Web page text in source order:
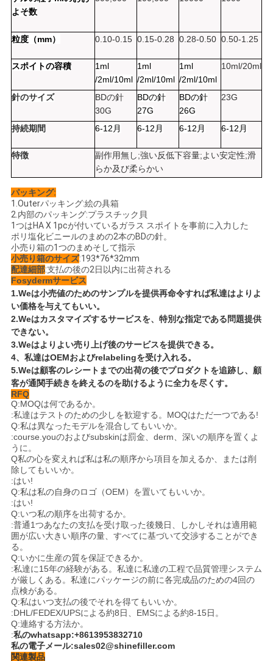
図
PRIVACY
よそ数
粒度（mm） 0.10-0.15 0.15-0.28 0.28-0.50 0.50-1.25
スポイトの容積
1ml
/2ml/10ml
1ml
/2ml/10ml
1ml
/2ml/10ml
10ml/20ml
針のサイズ
BDの針
30G
BDの針
27G
BDの針
26G
23G
持続期間 6-12月 6-12月 6-12月 6-12月
特徴
副作用無し;強い反低下容量;よい安定性;滑
らか及び柔らかい
パッキング:
1.Outerパッキング:絵の具箱
2.内部のパッキング:プラスチック貝
1つはHA X 1pcが付いているガラス スポイトを事前に入力した
ポリ塩化ビニールのまめの2本のBDの針。
小売り箱の1つのまめそして指示
小売り箱のサイズ:193*76*32mm
配達細部:支払の後の2日以内に出荷される
Fosydermサービス
1.Weは小売値のためのサンプルを提供再命令すれば私達はよりよ
い価格を与えてもいい。
2.Weはカスタマイズするサービスを、特別な指定である問題提供
できない。
3.Weはよりよい売り上げ後のサービスを提供できる。
4、私達はOEMおよびrelabelingを受け入れる。
5.Weは顧客のレシートまでの出荷の後でプロダクトを追跡し、顧
客が通関手続きを終えるのを助けるように全力を尽くす。
RFQ
Q:MOQは何であるか。
:私達はテストのための少しを歓迎する。MOQはただ一つである!
Q:私は異なったモデルを混合してもいいか。
:course.youのおよびsubskinは罰金、derm、深いの順序を置くよ
うに。
Q私の心を変えれば私は私の順序から項目を加えるか、または削
除してもいいか。
:はい!
Q:私は私の自身のロゴ（OEM）を置いてもいいか。
:はい!
Q:いつ私の順序を出荷するか。
:普通1つあなたの支払を受け取った後幾日、しかしそれは適用範
囲が広い大きい順序の量、すべてに基づいて交渉することができ
る。
Q:いかに生産の質を保証できるか。
:私達に15年の経験がある。私達に私達の工程で品質管理システム
が厳しくある。私達にパッケージの前に各完成品のための4回の
点検がある。
Q:私はいつ支払の後でそれを得てもいいか。
:DHL/FEDEX/UPSによる約8日、EMSによる約8-15日。
Q:連絡する方法か。
:私のwhatsapp:+8613953832710
私の電子メール:sales02@shinefiller.com
関連製品